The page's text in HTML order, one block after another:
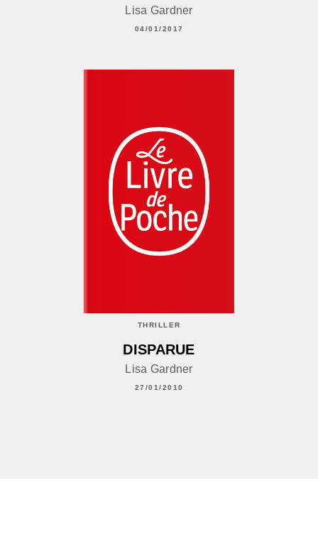
Lisa Gardner
04/01/2017
THRILLER
DISPARUE
Lisa Gardner
27/01/2010